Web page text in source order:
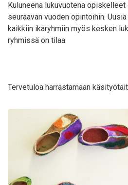
Kuluneena lukuvuotena
seuraavan vuoden opintoihin.
kaikkiin ikäryhmiin myös kesken
ryhmissä on tilaa.
Tervetuloa harrastamaan